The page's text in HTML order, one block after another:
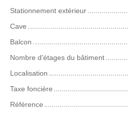
Stationnement extérieur
Cave
Balcon
Nombre d'étages du bâtiment
Localisation
Taxe foncière
Référence